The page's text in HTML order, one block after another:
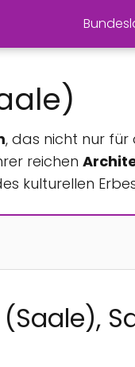
, das nicht nur für
reichen
kulturellen